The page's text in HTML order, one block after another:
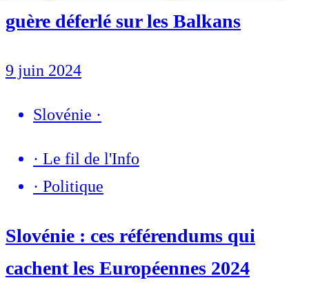
guère déferlé sur les Balkans
9 juin 2024
Slovénie ·
· Le fil de l'Info
· Politique
Slovénie : ces référendums qui
cachent les Européennes 2024